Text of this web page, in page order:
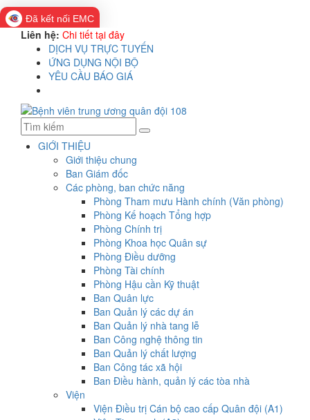
Đã kết nối EMC
Liên hệ: Chi tiết tại đây
DỊCH VỤ TRỰC TUYẾN
ỨNG DỤNG NỘI BỘ
YÊU CẦU BÁO GIÁ
GIỚI THIỆU
Giới thiệu chung
Ban Giám đốc
Các phòng, ban chức năng
Phòng Tham mưu Hành chính (Văn phòng)
Phòng Kế hoạch Tổng hợp
Phòng Chính trị
Phòng Khoa học Quân sự
Phòng Điều dưỡng
Phòng Tài chính
Phòng Hậu cần Kỹ thuật
Ban Quân lực
Ban Quản lý các dự án
Ban Quản lý nhà tang lễ
Ban Công nghệ thông tin
Ban Quản lý chất lượng
Ban Công tác xã hội
Ban Điều hành, quản lý các tòa nhà
Viện
Viện Điều trị Cán bộ cao cấp Quân đội (A1)